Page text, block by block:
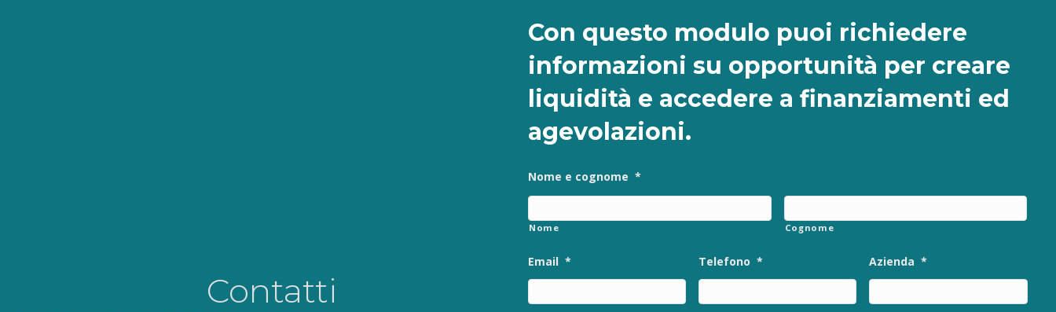
Contatti
Con questo modulo puoi richiedere
informazioni su opportunità per creare
liquidità e accedere a finanziamenti ed
agevolazioni.
Nome e cognome *
Nome Cognome
Email * Telefono * Azienda *